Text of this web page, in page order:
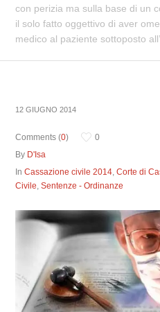
con perizia ma sulla base di un
il solo fatto oggettivo di aver
medico al paziente sottoposto
12 GIUGNO 2014
Comments (0)
0
By D'Isa
InCassazione civile 2014,Corte di
Civile,Sentenze - Ordinanze